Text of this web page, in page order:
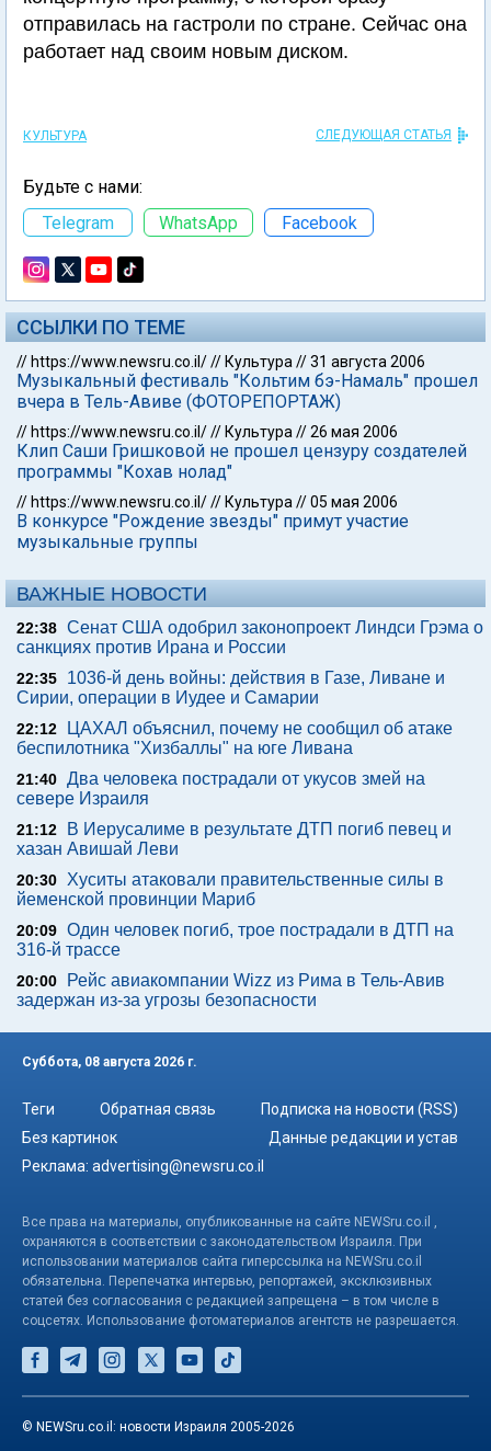
отправилась на гастроли по стране. Сейчас она
работает над своим новым диском.
КУЛЬТУРА СЛЕДУЮЩАЯ СТАТЬЯ
Будьте с нами:
Telegram
WhatsApp Facebook
ССЫЛКИ ПО ТЕМЕ
// https://www.newsru.co.il/// Культура //31 августа 2006
Музыкальный фестиваль "Кольтим бэ-Намаль" прошел
вчера в Тель-Авиве (ФОТОРЕПОРТАЖ)
// https://www.newsru.co.il/// Культура //26 мая 2006
Клип Саши Гришковой не прошел цензуру создателей
программы "Кохав нолад"
// https://www.newsru.co.il/// Культура //05 мая 2006
В конкурсе "Рождение звезды" примут участие
музыкальные группы
ВАЖНЫЕ НОВОСТИ
22:38 Сенат США одобрил законопроект Линдси Грэма о
санкциях против Ирана и России
22:35
1036-й день войны: действия в Газе, Ливане и
Сирии, операции в Иудее и Самарии
22:12
ЦАХАЛ объяснил, почему не сообщил об атаке
беспилотника "Хизбаллы" на юге Ливана
21:40 Два человека пострадали от укусов змей на
севере Израиля
21:12
В Иерусалиме в результате ДТП погиб певец и
хазан Авишай Леви
20:30
Хуситы атаковали правительственные силы в
йеменской провинции Мариб
20:09 Один человек погиб, трое пострадали в ДТП на
316-й трассе
20:00
Рейс авиакомпании Wizz из Рима в Тель-Авив
задержан из-за угрозы безопасности
Суббота, 08 августа 2026 г.
Теги Обратная связь
Подписка на новости (RSS)
Без картинок
Данные редакции и устав
Реклама: advertising@newsru.co.il
Все права на материалы, опубликованные на сайте NEWSru.co.il ,
охраняются в соответствии с законодательством Израиля. При
использовании материалов сайта гиперссылка на NEWSru.co.il
обязательна. Перепечатка интервью, репортажей, эксклюзивных
статей без согласования с редакцией запрещена – в том числе в
соцсетях. Использование фотоматериалов агентств не разрешается.
© NEWSru.co.il: новости Израиля 2005-2026